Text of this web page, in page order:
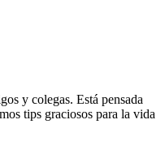
y colegas. Está pensada
tips graciosos para la vida